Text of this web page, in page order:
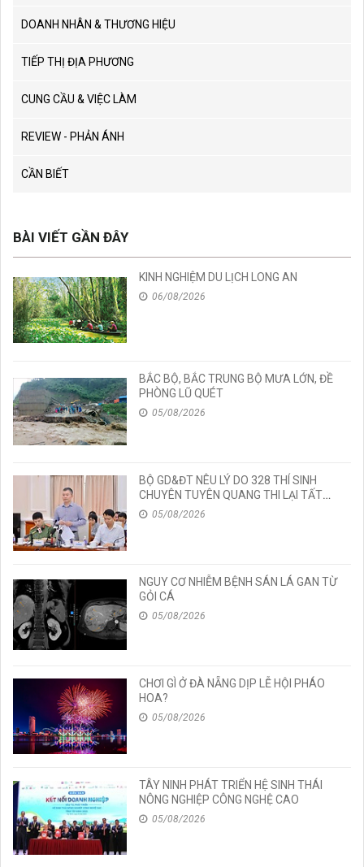
DOANH NHÂN & THƯƠNG HIỆU
TIẾP THỊ ĐỊA PHƯƠNG
CUNG CẦU & VIỆC LÀM
REVIEW - PHẢN ÁNH
CẦN BIẾT
BÀI VIẾT GẦN ĐÂY
KINH NGHIỆM DU LỊCH LONG AN
06/08/2026
BẮC BỘ, BẮC TRUNG BỘ MƯA LỚN, ĐỀ
PHÒNG LŨ QUÉT
05/08/2026
BỘ GD&ĐT NÊU LÝ DO 328 THÍ SINH
CHUYÊN TUYÊN QUANG THI LẠI TẤT
CẢ CÁC MÔN TỐT NGHIỆP
05/08/2026
NGUY CƠ NHIỄM BỆNH SÁN LÁ GAN TỪ
GỎI CÁ
05/08/2026
CHƠI GÌ Ở ĐÀ NẴNG DỊP LỄ HỘI PHÁO
HOA?
05/08/2026
TÂY NINH PHÁT TRIỂN HỆ SINH THÁI
NÔNG NGHIỆP CÔNG NGHỆ CAO
05/08/2026